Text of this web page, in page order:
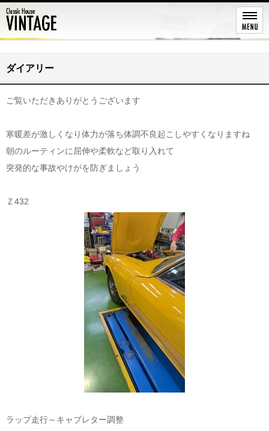
レストア
ダイアリー
ご覧いただきありがとうございます
寒暖差が激しくなり体力が落ち体調不良起こしやすくなりますね
朝のルーティンに屈伸や柔軟など取り入れて
突発的な事故やけがを防ぎましょう
Ｚ432
ラップ走行～キャブレター調整